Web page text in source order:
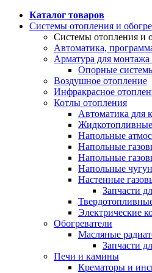
Каталог товаров
Системы отопления и
Системы отопления и
Автоматика,
Арматура для монтажа
Опорные
Воздушное отопление
Инфракрасное
Котлы отопления
Автоматика для
Напольные
Напольные
Напольные
Напольные
Настенные
Запчасти
Электрические
Обогреватели
Масляные
Запчасти
Печи и камины
Крематоры и